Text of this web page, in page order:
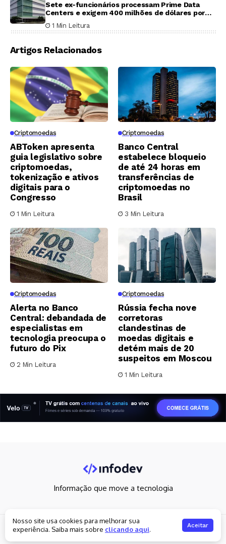
Sete ex-funcionários processam Prime Data
Centers e exigem 400 milhões de dólares por
1 Min Leitura
Artigos Relacionados
Criptomoedas
ABToken apresenta
guia legislativo sobre
criptomoedas,
tokenização e ativos
digitais para o
Congresso
1 Min Leitura
Criptomoedas
Banco Central
estabelece bloqueio
de até 24 horas em
transferências de
criptomoedas no
Brasil
3 Min Leitura
Criptomoedas
Alerta no Banco
Central: debandada de
especialistas em
tecnologia preocupa o
futuro do Pix
2 Min Leitura
Criptomoedas
Rússia fecha nove
corretoras
clandestinas de
moedas digitais e
detém mais de 20
suspeitos em Moscou
1 Min Leitura
Informação que move a tecnologia
Copyright 2026. All rights reserved
Fale Conosco
Nosso site usa cookies para melhorar sua
experiência. Saiba mais sobre clicando aqui. Aceitar